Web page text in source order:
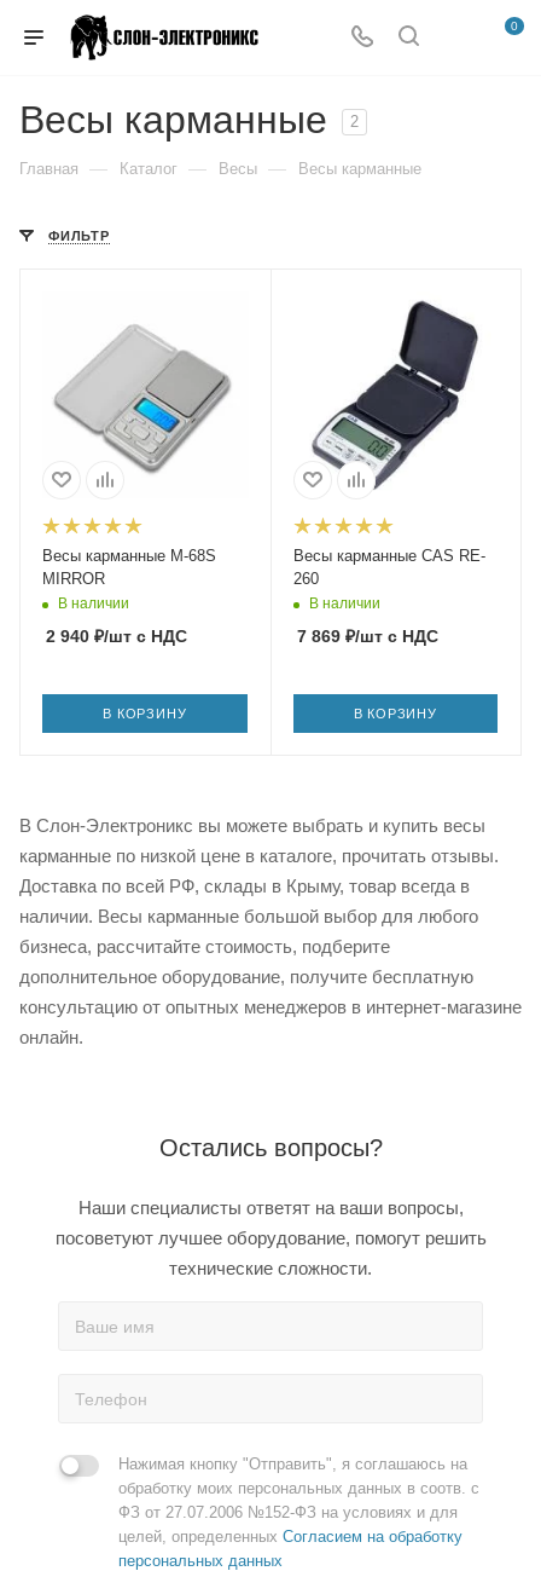
0
Весы карманные 2
Главная — Каталог — Весы — Весы карманные
ФИЛЬТР
Весы карманные M-68S
MIRROR
В наличии
2 940 ₽/шт с НДС
В КОРЗИНУ
Весы карманные CAS RE-
260
В наличии
7 869₽/штс НДС
В КОРЗИНУ
В Слон-Электроникс вы можете выбрать и купить весы
карманные по низкой цене в каталоге, прочитать отзывы.
Доставка по всей РФ, склады в Крыму, товар всегда в
наличии. Весы карманные большой выбор для любого
бизнеса, рассчитайте стоимость, подберите
дополнительное оборудование, получите бесплатную
консультацию от опытных менеджеров в интернет-магазине
онлайн.
Остались вопросы?
Наши специалисты ответят на ваши вопросы,
посоветуют лучшее оборудование, помогут решить
технические сложности.
Нажимая кнопку "Отправить", я соглашаюсь на
обработку моих персональных данных в соотв. с
ФЗ от 27.07.2006 №152-ФЗ на условиях и для
целей, определенных Согласием на обработку
персональных данных